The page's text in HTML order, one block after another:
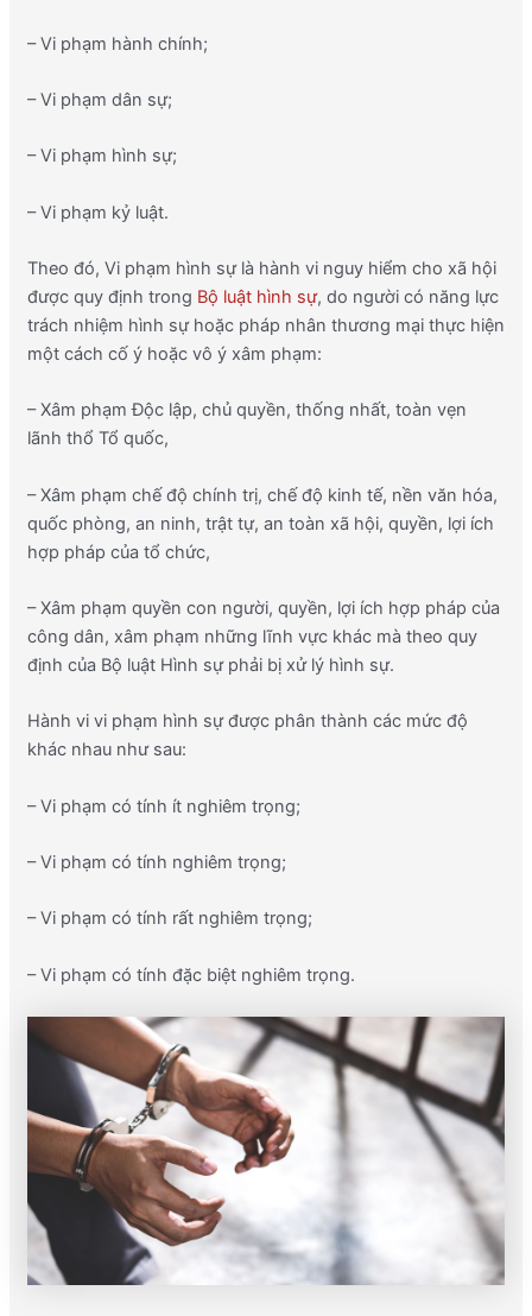
– Vi phạm hành chính;
– Vi phạm dân sự;
– Vi phạm hình sự;
– Vi phạm kỷ luật.
Theo đó, Vi phạm hình sự là hành vi nguy hiểm cho xã hội
được quy định trong Bộ luật hình sự, do người có năng lực
trách nhiệm hình sự hoặc pháp nhân thương mại thực hiện
một cách cố ý hoặc vô ý xâm phạm:
– Xâm phạm Độc lập, chủ quyền, thống nhất, toàn vẹn
lãnh thổ Tổ quốc,
– Xâm phạm chế độ chính trị, chế độ kinh tế, nền văn hóa,
quốc phòng, an ninh, trật tự, an toàn xã hội, quyền, lợi ích
hợp pháp của tổ chức,
– Xâm phạm quyền con người, quyền, lợi ích hợp pháp của
công dân, xâm phạm những lĩnh vực khác mà theo quy
định của Bộ luật Hình sự phải bị xử lý hình sự.
Hành vi vi phạm hình sự được phân thành các mức độ
khác nhau như sau:
– Vi phạm có tính ít nghiêm trọng;
– Vi phạm có tính nghiêm trọng;
– Vi phạm có tính rất nghiêm trọng;
– Vi phạm có tính đặc biệt nghiêm trọng.